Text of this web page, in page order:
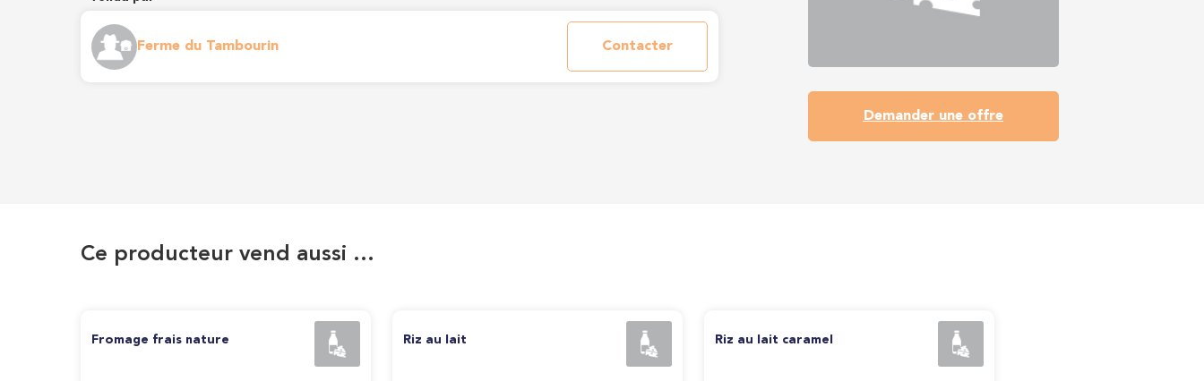
Ferme du Tambourin Contacter
Demander une offre
Ce producteur vend aussi …
Fromage frais nature Riz au lait Riz au lait caramel